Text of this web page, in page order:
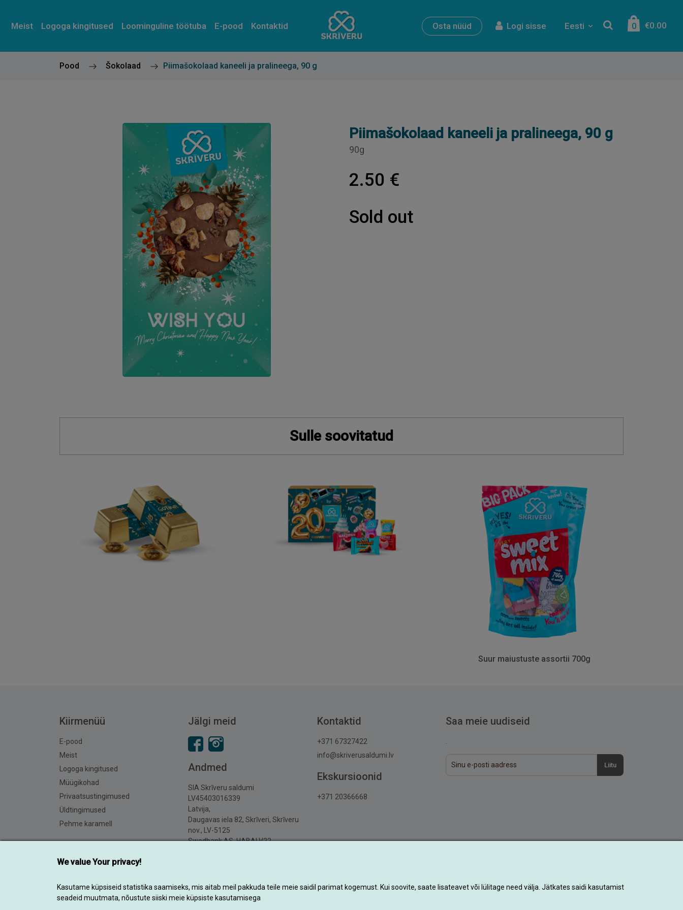
We value Your privacy!
Kasutame küpsiseid statistika saamiseks, mis aitab meil pakkuda teile meie saidil parimat kogemust. Kui soovite, saate lisateavet või lülitage need välja. Jätkates saidi kasutamist
seadeid muutmata, nõustute siiski meie küpsiste kasutamisega
Meist Logoga kingitused Loominguline töötuba E-pood Kontaktid 0 €0.00
Eesti
Logi sisse
Osta nüüd
Pood Šokolaad Piimašokolaad kaneeli ja pralineega, 90 g
Piimašokolaad kaneeli ja pralineega, 90 g
90g
2.50 €
Sold out
Sulle soovitatud
Suur maiustuste assortii 700g
Kiirmenüü
E-pood
Meist
Logoga kingitused
Müügikohad
Privaatsustingimused
Üldtingimused
Pehme karamell
Jälgi meid
Andmed
SIA Skrīveru saldumi
LV45403016339
Latvija,
Daugavas iela 82, Skrīveri, Skrīveru
nov., LV-5125
Swedbank AS, HABALV22
Kontaktid
+371 67327422
info@skriverusaldumi.lv
Ekskursioonid
+371 20366668
Saa meie uudiseid
Liitu